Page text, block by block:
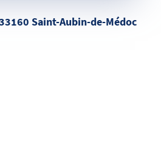
Saint-Aubin-de-Médoc